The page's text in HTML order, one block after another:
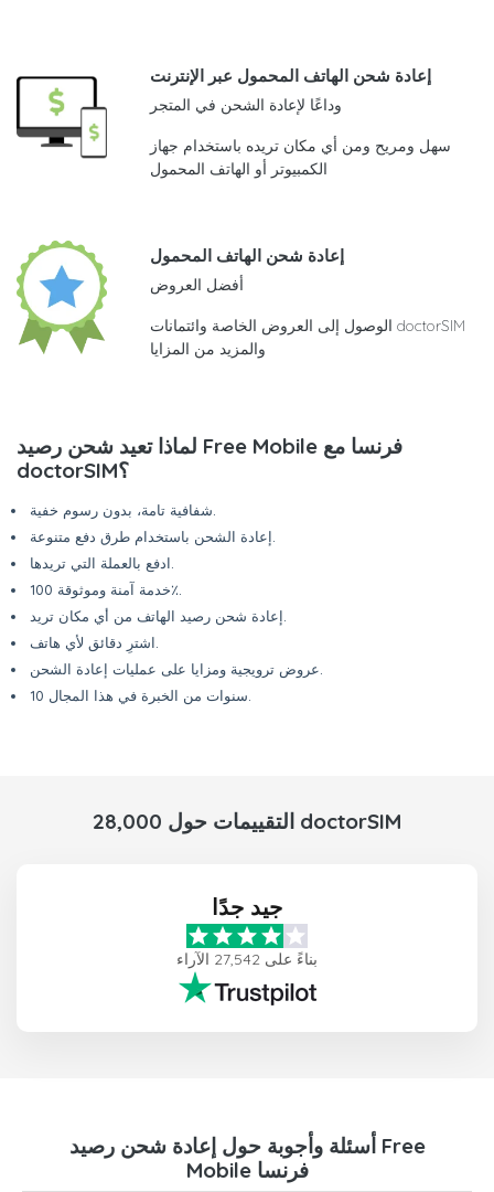
إعادة شحن الهاتف المحمول عبر الإنترنت
وداعًا لإعادة الشحن في المتجر
سهل ومريح ومن أي مكان تريده باستخدام جهاز
الكمبيوتر أو الهاتف المحمول
إعادة شحن الهاتف المحمول
أفضل العروض
الوصول إلى العروض الخاصة وائتمانات doctorSIM
والمزيد من المزايا
لماذا تعيد شحن رصيد Free Mobile فرنسا مع
doctorSIM؟
خدمة آمنة وموثوقة 100٪.
28,000 التقييمات حول doctorSIM
جيد جدًا
بناءً على 27,542 الآراء
أسئلة وأجوبة حول إعادة شحن رصيد Free
Mobile فرنسا